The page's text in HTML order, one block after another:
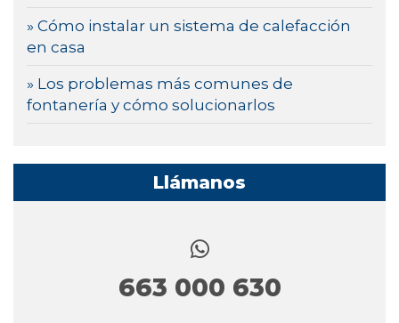
» Cómo instalar un sistema de calefacción
en casa
» Los problemas más comunes de
fontanería y cómo solucionarlos
Llámanos
663 000 630